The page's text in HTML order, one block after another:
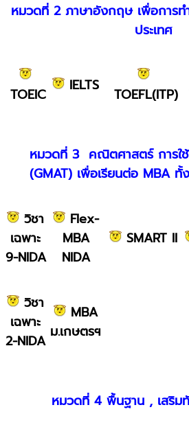
หมวดที่ 2 ภาษาอังกฤษ เพื่อการท
ประเทศ
TOEIC IELTS TOEFL(ITP)
หมวดที่ 3 คณิตศาสตร์ การใ
(GMAT) เพื่อเรียนต่อ MBA ทั้
วิชา
เฉพาะ
9-NIDA
Flex-
MBA
NIDA
SMART II
วิชา
เฉพาะ
2-NIDA
MBA
ม.เกษตรฯ
หมวดที่ 4 พื้นฐาน , เสริม